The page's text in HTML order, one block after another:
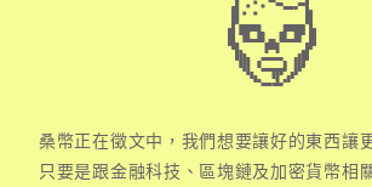
桑幣正在徵文中，我們想要讓好的東西讓
只要是跟金融科技、區塊鏈及加密貨幣相